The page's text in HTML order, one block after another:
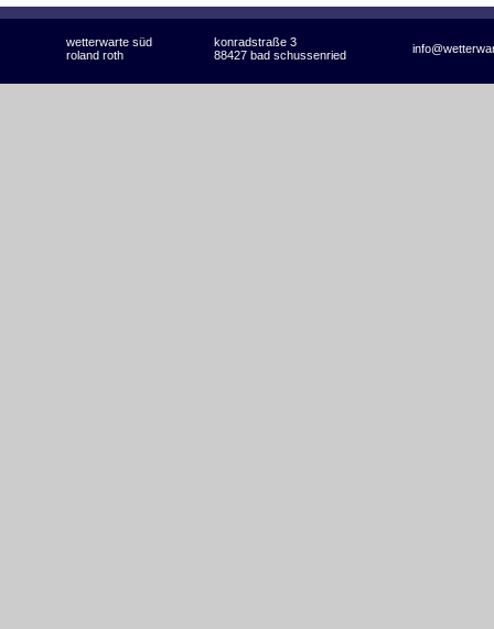
wetterwarte süd konradstraße 3
roland roth 88427 bad schussenried